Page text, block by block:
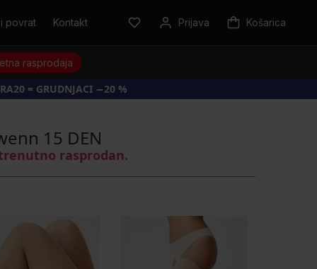
povrat Kontakt Prijava Košarica
rasprodaja
= GRUDNJACI −20 %
15 DEN
rasprodan.